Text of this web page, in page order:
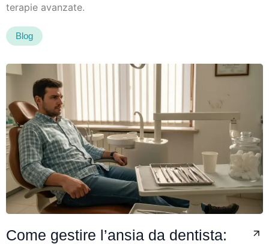
terapie avanzate.
Blog
Come gestire l’ansia da dentista: